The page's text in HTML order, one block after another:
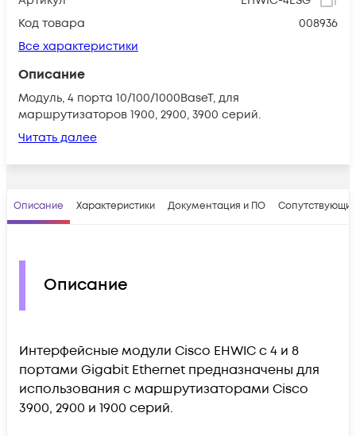
Код товара
008936
Все характеристики
Описание
Модуль, 4 порта 10/100/1000BaseT, для
маршрутизаторов 1900, 2900, 3900 серий.
Читать далее
Описание Характеристики Документация и ПО
Описание
Интерфейсные модули Cisco EHWIC с 4 и 8
портами Gigabit Ethernet предназначены для
использования с маршрутизаторами Cisco
3900, 2900 и 1900 серий.